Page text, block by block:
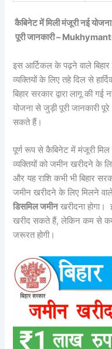
कैबिनेट में मिली मंजूरी नई
पूरी जानकारी –
इस आर्टिकल के पढ़ने वाले
व्यक्तियों के लिए तहे दिल से
बिहार सरकार द्वारा लागू की
योजना से जुड़ी पूरी जानकारी
सकते हैं।
पूर्ण रूप से कैबिनेट में मंजूरी मिल
व्यक्तियों को जमीन खरीदने के
और यह राशि कभी भी बिहार
जमीन खरीदने के लिए मिलने
डिसमिल जमीनखरीदना
खरीद सकते हैं, लेकिन कम से
जरूरत होगी।